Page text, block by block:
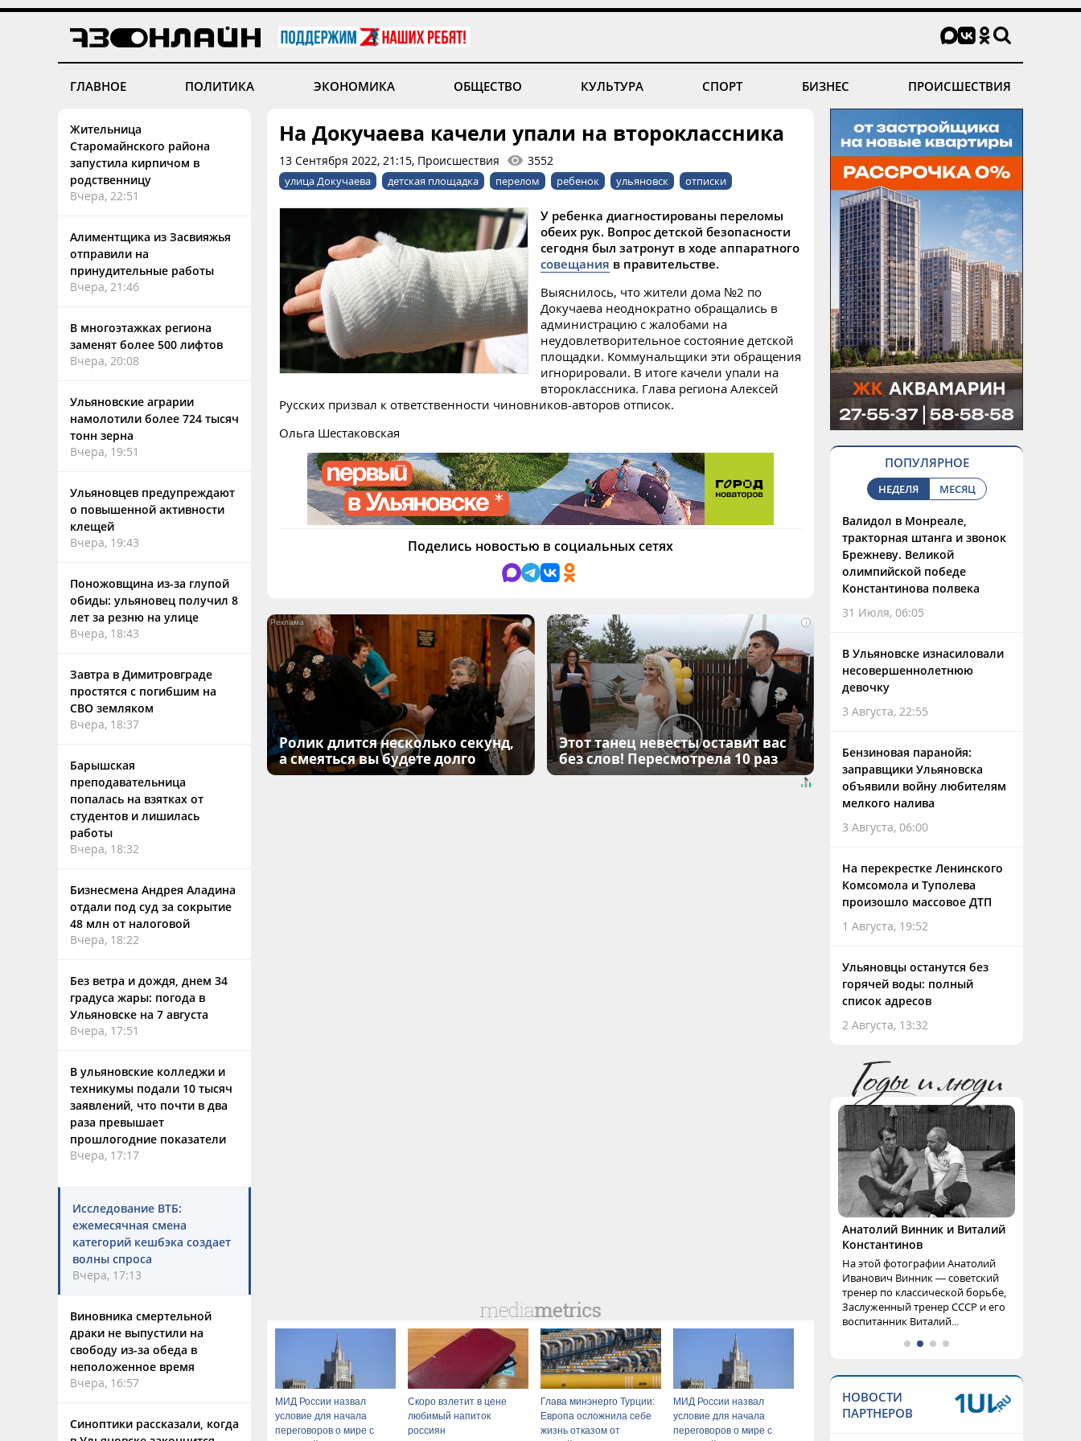
ГЛАВНОЕ ПОЛИТИКА ЭКОНОМИКА ОБЩЕСТВО КУЛЬТУРА СПОРТ БИЗНЕС ПРОИСШЕСТВИЯ
Жительница
Старомайнского района
запустила кирпичом в
родственницу
Вчера, 22:51
Алиментщика из Засвияжья
отправили на
принудительные работы
Вчера, 21:46
В многоэтажках региона
заменят более 500 лифтов
Вчера, 20:08
Ульяновские аграрии
намолотили более 724 тысяч
тонн зерна
Вчера, 19:51
Ульяновцев предупреждают
о повышенной активности
клещей
Вчера, 19:43
Поножовщина из-за глупой
обиды: ульяновец получил 8
лет за резню на улице
Вчера, 18:43
Завтра в Димитровграде
простятся с погибшим на
СВО земляком
Вчера, 18:37
Барышская
преподавательница
попалась на взятках от
студентов и лишилась
работы
Вчера, 18:32
Бизнесмена Андрея Аладина
отдали под суд за сокрытие
48 млн от налоговой
Вчера, 18:22
Без ветра и дождя, днем 34
градуса жары: погода в
Ульяновске на 7 августа
Вчера, 17:51
В ульяновские колледжи и
техникумы подали 10 тысяч
заявлений, что почти в два
раза превышает
прошлогодние показатели
Вчера, 17:17
Исследование ВТБ:
ежемесячная смена
категорий кешбэка создает
волны спроса
Вчера, 17:13
Виновника смертельной
драки не выпустили на
свободу из-за обеда в
неположенное время
Вчера, 16:57
Синоптики рассказали, когда
На Докучаева качели упали на второклассника
13 Сентября 2022, 21:15, Происшествия 3552
улица Докучаева детская площадка перелом ребенок ульяновск отписки
У ребенка диагностированы переломы
обеих рук. Вопрос детской безопасности
сегодня был затронут в ходе аппаратного
совещания в правительстве.
Выяснилось, что жители дома №2 по
Докучаева неоднократно обращались в
администрацию с жалобами на
неудовлетворительное состояние детской
площадки. Коммунальщики эти обращения
игнорировали. В итоге качели упали на
второклассника. Глава региона Алексей
Русских призвал к ответственности чиновников-авторов отписок.
Ольга Шестаковская
Поделись новостью в социальных сетях
i
Ролик длится несколько секунд,
а смеяться вы будете долго
i
Этот танец невесты оставит вас
без слов! Пересмотрела 10 раз
МИД России назвал
условие для начала
переговоров о мире с
Скоро взлетит в цене
любимый напиток
россиян
Глава минэнерго Турции:
Европа осложнила себе
жизнь отказом от
МИД России назвал
условие для начала
переговоров о мире с
ПОПУЛЯРНОЕ
НЕДЕЛЯ МЕСЯЦ
Валидол в Монреале,
тракторная штанга и звонок
Брежневу. Великой
олимпийской победе
Константинова полвека
31 Июля, 06:05
В Ульяновске изнасиловали
несовершеннолетнюю
девочку
3 Августа, 22:55
Бензиновая паранойя:
заправщики Ульяновска
объявили войну любителям
мелкого налива
3 Августа, 06:00
На перекрестке Ленинского
Комсомола и Туполева
произошло массовое ДТП
1 Августа, 19:52
Ульяновцы останутся без
горячей воды: полный
список адресов
2 Августа, 13:32
Анатолий Винник и Виталий
Константинов
На этой фотографии Анатолий
Иванович Винник — советский
тренер по классической борьбе,
Заслуженный тренер СССР и его
воспитанник Виталий...
НОВОСТИ
ПАРТНЕРОВ